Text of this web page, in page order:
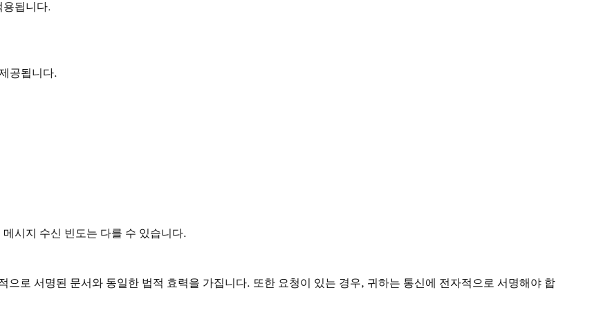
됩니다.
공됩니다.
시지 수신 빈도는 다를 수 있습니다.
으로 서명된 문서와 동일한 법적 효력을 가집니다. 또한 요청이 있는 경우, 귀하는 통신에 전자적으로 서명해야 합